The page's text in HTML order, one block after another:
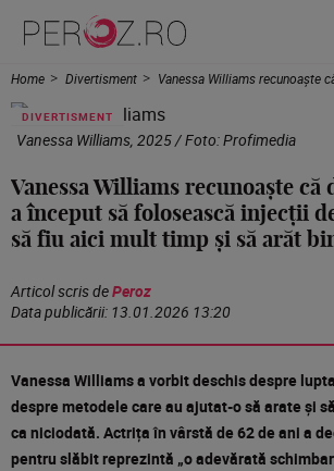
Home Divertisment Vanessa Williams recunoaște că după 60 de ani a început să folosească
DIVERTISMENT
Vanessa Williams, 2025 / Foto: Profimedia
Vanessa Williams recunoaște că
a început să folosească injecții
să fiu aici mult timp și să arăt
Articol scris dePeroz
Data publicării: 13.01.2026 13:20
Vanessa Williams a vorbit deschis despre
despre metodele care au ajutat-o să arate și
ca niciodată. Actrița în vârstă de 62 de ani a
pentru slăbit reprezintă „o adevărată